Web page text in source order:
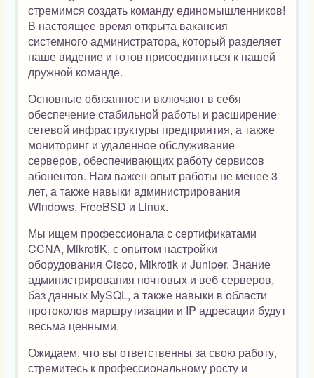
стремимся создать команду единомышленников!
В настоящее время открыта вакансия
системного администратора, который разделяет
наше видение и готов присоединиться к нашей
дружной команде.
Основные обязанности включают в себя
обеспечение стабильной работы и расширение
сетевой инфраструктуры предприятия, а также
мониторинг и удаленное обслуживание
серверов, обеспечивающих работу сервисов
абонентов. Нам важен опыт работы не менее 3
лет, а также навыки администрирования
Windows, FreeBSD и Linux.
Мы ищем профессионала с сертификатами
CCNA, MikrotiK, с опытом настройки
оборудования Cisco, Mikrotik и Juniper. Знание
администрирования почтовых и веб-серверов,
баз данных MySQL, а также навыки в области
протоколов маршрутизации и IP адресации будут
весьма ценными.
Ожидаем, что вы ответственны за свою работу,
стремитесь к профессиональному росту и